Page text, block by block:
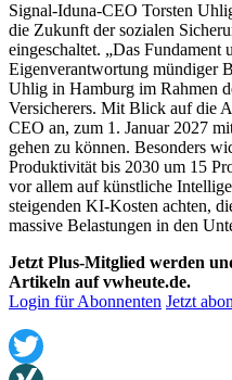
Signal-Iduna-CEO Torsten
die Zukunft der sozialen
eingeschaltet. „Das Fundament
Eigenverantwortung mündiger
Uhlig in Hamburg im Rahmen
Versicherers. Mit Blick auf die
CEO an, zum 1. Januar 2027
gehen zu können. Besonders
Produktivität bis 2030 um 15
vor allem auf künstliche
steigenden KI-Kosten achten,
massive Belastungen in den
Jetzt Plus-Mitglied werden
Artikeln auf vwheute.de.
Login für Abonnenten Jetzt